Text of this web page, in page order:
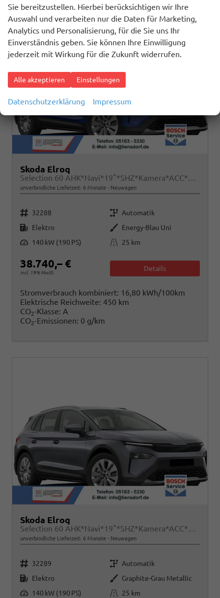
Skoda Elroq
Selection 60 AHK*Navi*19"*SHZ*Kamera*ACC*2Z-Klimaauto*LED
unverbindliche Lieferzeit: 6 Monate Neuwagen
Fahrzeugnr. 32288 Getriebe Automatik
Kraftstoff Elektro Außenfarbe Energy-Blau Uni
Leistung
140 kW (190 PS) Kilometerstand 25 km
38.740,– €
incl. 19% MwSt.
Details
Stromverbrauch kombiniert: 16,80 kWh/100km
Elektrische Reichweite: 450 km
CO2-Klasse: A
CO2-Emissionen: 0 g/km
Skoda Elroq
Selection 60 AHK*Navi*19"*SHZ*Kamera*ACC*2Z-Klimaauto*LED
unverbindliche Lieferzeit: 6 Monate Neuwagen
Fahrzeugnr. 32289 Getriebe Automatik
Kraftstoff Elektro Außenfarbe Graphite-Grau Metallic
Leistung
140 kW (190 PS) Kilometerstand 25 km
Sie bereitzustellen. Hierbei berücksichtigen wir Ihre
Auswahl und verarbeiten nur die Daten für Marketing,
Analytics und Personalisierung, für die Sie uns Ihr
Einverständnis geben. Sie können Ihre Einwilligung
jederzeit mit Wirkung für die Zukunft widerrufen.
Alle akzeptieren Einstellungen
Datenschutzerklärung Impressum